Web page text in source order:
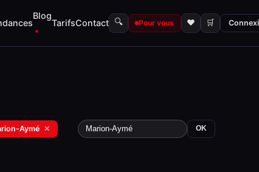
Blog
TarifsContact 🔍 Pour vous ♥ 🛒
Aymé ✕ OK